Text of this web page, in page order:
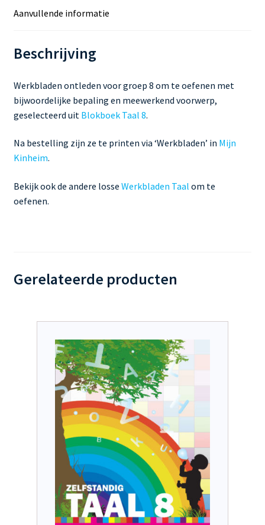
voorwerp
Aanvullende informatie
Beschrijving
Werkbladen ontleden voor groep 8 om te oefenen met
bijwoordelijke bepaling en meewerkend voorwerp,
geselecteerd uit Blokboek Taal 8.
Na bestelling zijn ze te printen via ‘Werkbladen’ in Mijn
Kinheim.
Bekijk ook de andere losse Werkbladen Taal om te
oefenen.
Gerelateerde producten